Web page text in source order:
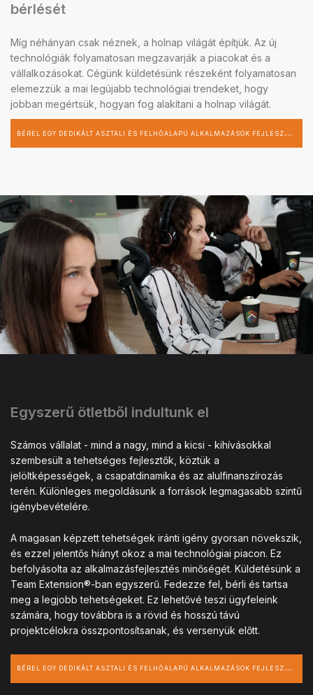
bérlését
Míg néhányan csak néznek, a holnap világát építjük. Az új
technológiák folyamatosan megzavarják a piacokat és a
vállalkozásokat. Cégünk küldetésünk részeként folyamatosan
elemezzük a mai legújabb technológiai trendeket, hogy
jobban megértsük, hogyan fog alakítani a holnap világát.
B
ÉREL EGY DEDIKÁLT ASZTALI ÉS FELHŐALAPÚ ALKALMAZÁSOK FEJLESZTŐT
Egyszerű ötletből indultunk el
Számos vállalat - mind a nagy, mind a kicsi - kihívásokkal
szembesült a tehetséges fejlesztők, köztük a
jelöltképességek, a csapatdinamika és az alulfinanszírozás
terén. Különleges megoldásunk a források legmagasabb szintű
igénybevételére.
A magasan képzett tehetségek iránti igény gyorsan növekszik,
és ezzel jelentős hiányt okoz a mai technológiai piacon. Ez
befolyásolta az alkalmazásfejlesztés minőségét. Küldetésünk a
Team Extension®-ban egyszerű. Fedezze fel, bérli és tartsa
meg a legjobb tehetségeket. Ez lehetővé teszi ügyfeleink
számára, hogy továbbra is a rövid és hosszú távú
projektcélokra összpontosítsanak, és versenyük előtt.
B
ÉREL EGY DEDIKÁLT ASZTALI ÉS FELHŐALAPÚ ALKALMAZÁSOK FEJLESZTŐT